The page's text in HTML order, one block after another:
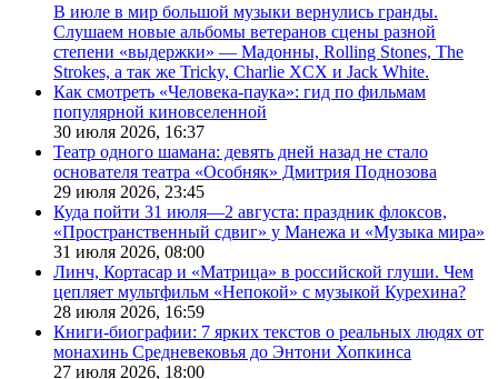
В июле в мир большой музыки вернулись гранды.
Слушаем новые альбомы ветеранов сцены разной
степени «выдержки» — Мадонны, Rolling Stones, The
Strokes, а так же Tricky, Charlie XCX и Jack White.
Как смотреть «Человека-паука»: гид по фильмам
популярной киновселенной
30 июля 2026, 16:37
Театр одного шамана: девять дней назад не стало
основателя театра «Особняк» Дмитрия Поднозова
29 июля 2026, 23:45
Куда пойти 31 июля—2 августа: праздник флоксов,
«Пространственный сдвиг» у Манежа и «Музыка мира»
31 июля 2026, 08:00
Линч, Кортасар и «Матрица» в российской глуши. Чем
цепляет мультфильм «Непокой» с музыкой Курехина?
28 июля 2026, 16:59
Книги-биографии: 7 ярких текстов о реальных людях от
монахинь Средневековья до Энтони Хопкинса
27 июля 2026, 18:00